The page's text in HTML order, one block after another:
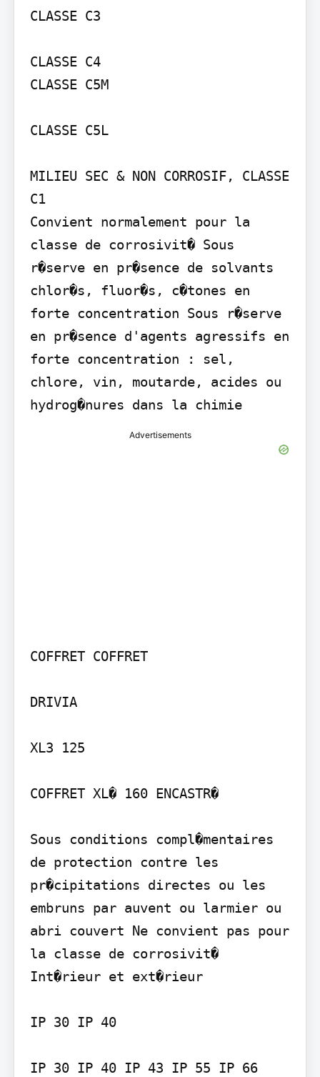
CLASSE C3
CLASSE C4
CLASSE C5M
CLASSE C5L
MILIEU SEC & NON CORROSIF, CLASSE
C1
Convient normalement pour la
classe de corrosivit� Sous
r�serve en pr�sence de solvants
chlor�s, fluor�s, c�tones en
forte concentration Sous r�serve
en pr�sence d'agents agressifs en
forte concentration : sel,
chlore, vin, moutarde, acides ou
hydrog�nures dans la chimie
Advertisements
COFFRET COFFRET
DRIVIA
XL3 125
COFFRET XL� 160 ENCASTR�
Sous conditions compl�mentaires
de protection contre les
pr�cipitations directes ou les
embruns par auvent ou larmier ou
abri couvert Ne convient pas pour
la classe de corrosivit�
Int�rieur et ext�rieur
IP 30 IP 40
IP 30 IP 40 IP 43 IP 55 IP 66